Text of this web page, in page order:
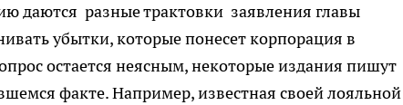
даются разные трактовки заявления главы
убытки, которые понесет корпорация в
остается неясным, некоторые издания пишут
факте. Например, известная своей лояльной